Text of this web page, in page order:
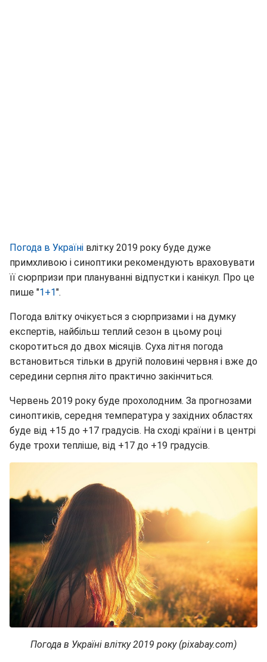
Погода в Україні влітку 2019 року буде дуже
примхливою і синоптики рекомендують враховувати
її сюрпризи при плануванні відпустки і канікул. Про це
пише "1+1".
Погода влітку очікується з сюрпризами і на думку
експертів, найбільш теплий сезон в цьому році
скоротиться до двох місяців. Суха літня погода
встановиться тільки в другій половині червня і вже до
середини серпня літо практично закінчиться.
Червень 2019 року буде прохолодним. За прогнозами
синоптиків, середня температура у західних областях
буде від +15 до +17 градусів. На сході країни і в центрі
буде трохи тепліше, від +17 до +19 градусів.
Погода в Україні влітку 2019 року (pixabay.com)